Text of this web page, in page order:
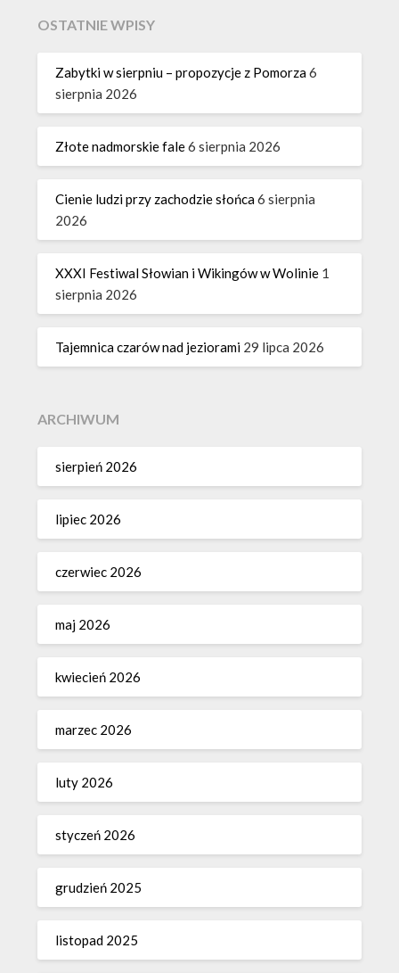
OSTATNIE WPISY
Zabytki w sierpniu – propozycje z Pomorza6
sierpnia 2026
Złote nadmorskie fale6 sierpnia 2026
Cienie ludzi przy zachodzie słońca6 sierpnia
2026
XXXI Festiwal Słowian i Wikingów w Wolinie 1
sierpnia 2026
Tajemnica czarów nad jeziorami 29 lipca 2026
ARCHIWUM
sierpień 2026
lipiec 2026
czerwiec 2026
maj 2026
kwiecień 2026
marzec 2026
luty 2026
styczeń 2026
grudzień 2025
listopad 2025